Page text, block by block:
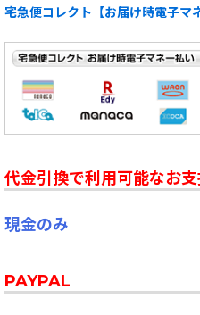
宅急便コレクト【お届け時電子マ
代金引換で利用可能なお
現金のみ
PAYPAL